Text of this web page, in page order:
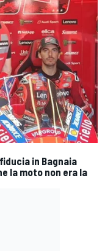
in Bagnaia
la moto non era la